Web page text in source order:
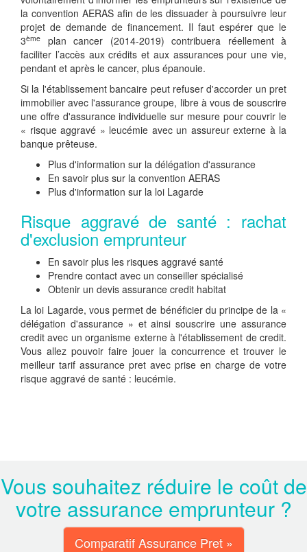
la convention AERAS afin de les dissuader à poursuivre leur
projet de demande de financement. Il faut espérer que le
3ème
plan cancer (2014-2019) contribuera réellement à
faciliter l’accès aux crédits et aux assurances pour une vie,
pendant et après le cancer, plus épanouie.
Si la l'établissement bancaire peut refuser d'accorder un pret
immobilier avec l'assurance groupe, libre à vous de souscrire
une offre d'assurance individuelle sur mesure pour couvrir le
« risque aggravé » leucémie avec un assureur externe à la
banque prêteuse.
Plus d'information sur la délégation d'assurance
En savoir plus sur la convention AERAS
Plus d'information sur la loi Lagarde
Risque aggravé de santé : rachat
d'exclusion emprunteur
En savoir plus les risques aggravé santé
Prendre contact avec un conseiller spécialisé
Obtenir un devis assurance credit habitat
La loi Lagarde, vous permet de bénéficier du principe de la «
délégation d'assurance » et ainsi souscrire une assurance
credit avec un organisme externe à l'établissement de credit.
Vous allez pouvoir faire jouer la concurrence et trouver le
meilleur tarif assurance pret avec prise en charge de votre
risque aggravé de santé : leucémie.
Vous souhaitez réduire le coût de
votre assurance emprunteur ?
Comparatif Assurance Pret »